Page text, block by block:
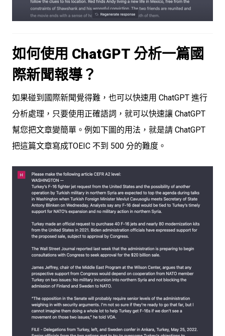
如何使用 ChatGPT 分析一篇國
際新聞報導？
如果碰到國際新聞覺得難，也可以快速用 ChatGPT 進行
分析處理，只要使用正確語詞，就可以快速讓 ChatGPT
幫您把文章變簡單。例如下圖的用法，就是請 ChatGPT
把這篇文章寫成TOEIC 不到 500 分的難度。